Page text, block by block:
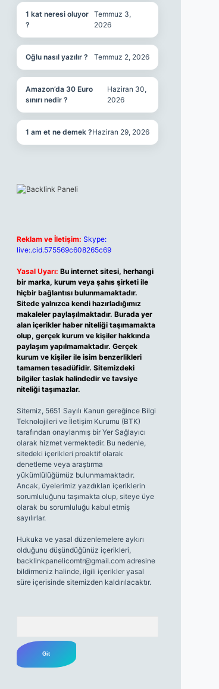
1 kat neresi oluyor
?
Temmuz 3,
2026
Oğlu nasıl yazılır ? Temmuz 2, 2026
Amazon’da 30 Euro
sınırı nedir ?
Haziran 30,
2026
1 am et ne demek ?Haziran 29, 2026
Reklam ve İletişim: Skype:
live:.cid.575569c608265c69
Yasal Uyarı: Bu internet sitesi, herhangi
bir marka, kurum veya şahıs şirketi ile
hiçbir bağlantısı bulunmamaktadır.
Sitede yalnızca kendi hazırladığımız
makaleler paylaşılmaktadır. Burada yer
alan içerikler haber niteliği taşımamakta
olup, gerçek kurum ve kişiler hakkında
paylaşım yapılmamaktadır. Gerçek
kurum ve kişiler ile isim benzerlikleri
tamamen tesadüfidir. Sitemizdeki
bilgiler taslak halindedir ve tavsiye
niteliği taşımazlar.
Sitemiz, 5651 Sayılı Kanun gereğince Bilgi
Teknolojileri ve İletişim Kurumu (BTK)
tarafından onaylanmış bir Yer Sağlayıcı
olarak hizmet vermektedir. Bu nedenle,
sitedeki içerikleri proaktif olarak
denetleme veya araştırma
yükümlülüğümüz bulunmamaktadır.
Ancak, üyelerimiz yazdıkları içeriklerin
sorumluluğunu taşımakta olup, siteye üye
olarak bu sorumluluğu kabul etmiş
sayılırlar.
Hukuka ve yasal düzenlemelere aykırı
olduğunu düşündüğünüz içerikleri,
backlinkpanelicomtr@gmail.comadresine
bildirmeniz halinde, ilgili içerikler yasal
süre içerisinde sitemizden kaldırılacaktır.